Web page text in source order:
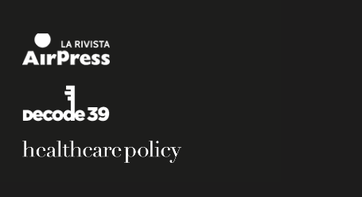
Powered by